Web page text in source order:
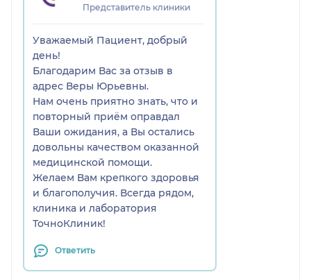
Представитель клиники
Уважаемый Пациент, добрый
день!
Благодарим Вас за отзыв в
адрес Веры Юрьевны.
Нам очень приятно знать, что и
повторный приём оправдал
Ваши ожидания, а Вы остались
довольны качеством оказанной
медицинской помощи.
Желаем Вам крепкого здоровья
и благополучия. Всегда рядом,
клиника и лаборатория
ТочноКлиник!
Ответить